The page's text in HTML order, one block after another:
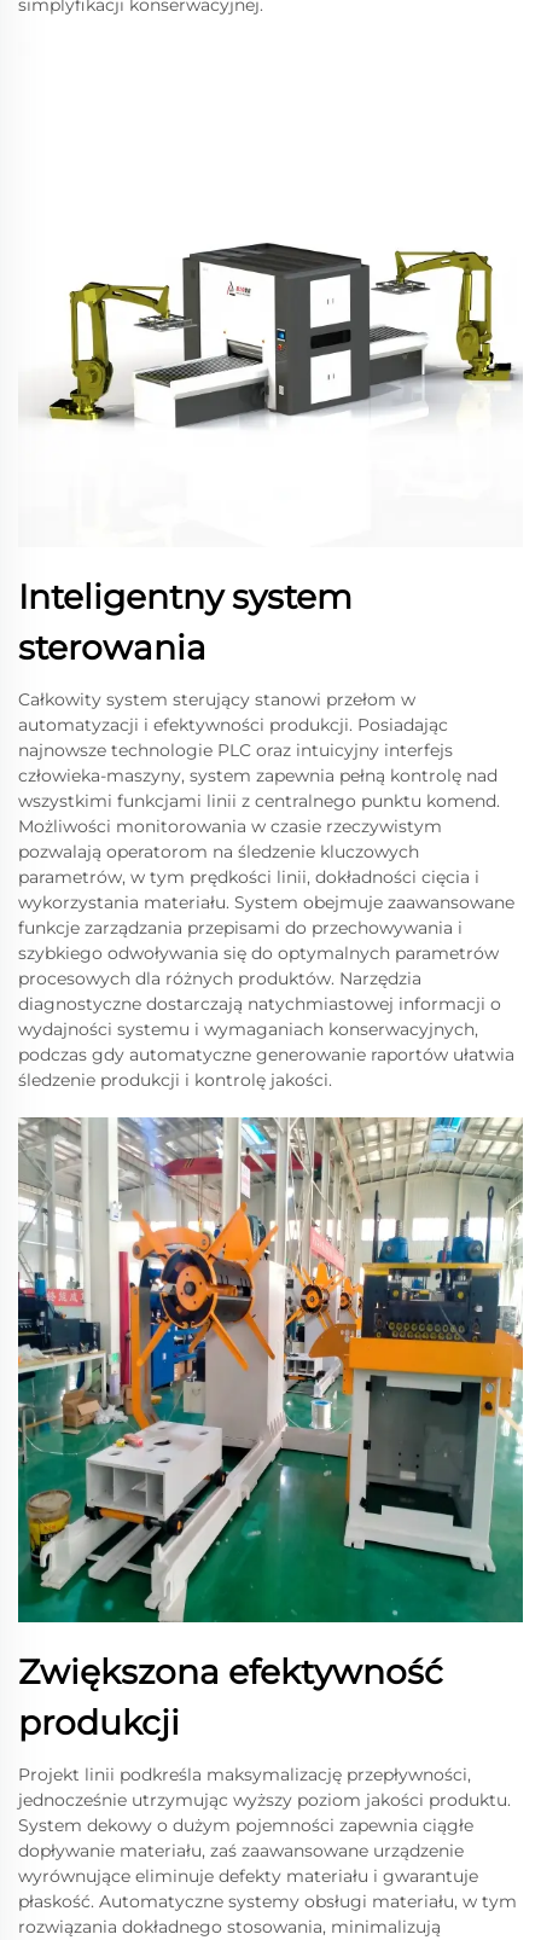
Inteligentny system
sterowania
Całkowity system sterujący stanowi przełom w
automatyzacji i efektywności produkcji. Posiadając
najnowsze technologie PLC oraz intuicyjny interfejs
człowieka-maszyny, system zapewnia pełną kontrolę nad
wszystkimi funkcjami linii z centralnego punktu komend.
Możliwości monitorowania w czasie rzeczywistym
pozwalają operatorom na śledzenie kluczowych
parametrów, w tym prędkości linii, dokładności cięcia i
wykorzystania materiału. System obejmuje zaawansowane
funkcje zarządzania przepisami do przechowywania i
szybkiego odwoływania się do optymalnych parametrów
procesowych dla różnych produktów. Narzędzia
diagnostyczne dostarczają natychmiastowej informacji o
wydajności systemu i wymaganiach konserwacyjnych,
podczas gdy automatyczne generowanie raportów ułatwia
śledzenie produkcji i kontrolę jakości.
Zwiększona efektywność
produkcji
Projekt linii podkreśla maksymalizację przepływności,
jednocześnie utrzymując wyższy poziom jakości produktu.
System dekowy o dużym pojemności zapewnia ciągłe
dopływanie materiału, zaś zaawansowane urządzenie
wyrównujące eliminuje defekty materiału i gwarantuje
płaskość. Automatyczne systemy obsługi materiału, w tym
rozwiązania dokładnego stosowania, minimalizują